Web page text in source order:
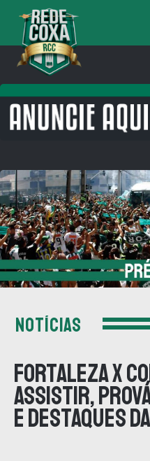
NOTÍCIAS
Fortaleza x
assistir,
e destaques